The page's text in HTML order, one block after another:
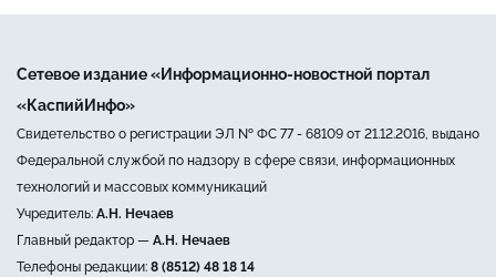
Сетевое издание «Информационно-новостной портал
«КаспийИнфо»
Свидетельство о регистрации ЭЛ № ФС 77 - 68109 от 21.12.2016, выдано
Федеральной службой по надзору в сфере связи, информационных
технологий и массовых коммуникаций
Учредитель: А.Н. Нечаев
Главный редактор — А.Н. Нечаев
Телефоны редакции: 8 (8512) 48 18 14